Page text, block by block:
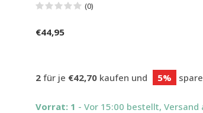
(0)
€44,95
2 für je €42,70 kaufen und 5%
Vorrat: 1 - Vor 15:00 bestellt, Versand